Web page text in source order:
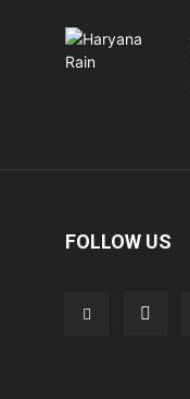
FOLLOW US